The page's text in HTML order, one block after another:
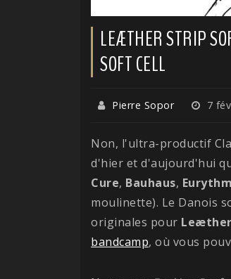
LEÆTHER STRIP
SOFT CELL
Pierre Sopor 7
Non, l'ultra-productif
d'hier et d'aujourd'hui
Cure, Bauhaus,
moulinette). Le Danois
originales pour Leæther
bandcamp, où vous